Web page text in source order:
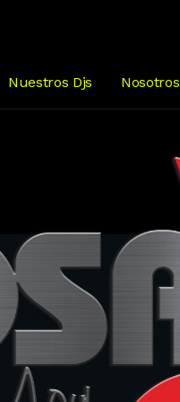
Nuestros Djs Nosotros